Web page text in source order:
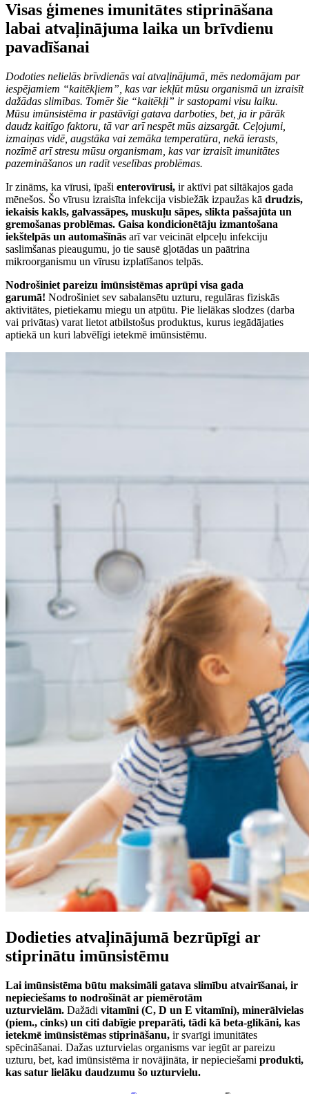
Visas ģimenes imunitātes stiprināšana
labai atvaļinājuma laika un brīvdienu
pavadīšanai
Dodoties nelielās brīvdienās vai atvaļinājumā, mēs nedomājam par
iespējamiem “kaitēkļiem”, kas var iekļūt mūsu organismā un izraisīt
dažādas slimības. Tomēr šie “kaitēkļi” ir sastopami visu laiku.
Mūsu imūnsistēma ir pastāvīgi gatava darboties, bet, ja ir pārāk
daudz kaitīgo faktoru, tā var arī nespēt mūs aizsargāt. Ceļojumi,
izmaiņas vidē, augstāka vai zemāka temperatūra, nekā ierasts,
nozīmē arī stresu mūsu organismam, kas var izraisīt imunitātes
pazemināšanos un radīt veselības problēmas.
Ir zināms, ka vīrusi, īpaši enterovīrusi, ir aktīvi pat siltākajos gada
mēnešos. Šo vīrusu izraisīta infekcija visbiežāk izpaužas kā drudzis,
iekaisis kakls, galvassāpes, muskuļu sāpes, slikta pašsajūta un
gremošanas problēmas. Gaisa kondicionētāju izmantošana
iekštelpās un automašīnās arī var veicināt elpceļu infekciju
saslimšanas pieaugumu, jo tie sausē gļotādas un paātrina
mikroorganismu un vīrusu izplatīšanos telpās.
Nodrošiniet pareizu imūnsistēmas aprūpi visa gada
garumā! Nodrošiniet sev sabalansētu uzturu, regulāras fiziskās
aktivitātes, pietiekamu miegu un atpūtu. Pie lielākas slodzes (darba
vai privātas) varat lietot atbilstošus produktus, kurus iegādājaties
aptiekā un kuri labvēlīgi ietekmē imūnsistēmu.
Dodieties atvaļinājumā bezrūpīgi ar
stiprinātu imūnsistēmu
Lai imūnsistēma būtu maksimāli gatava slimību atvairīšanai, ir
nepieciešams to nodrošināt ar piemērotām
uzturvielām. Dažādi vitamīni (C, D un E vitamīni), minerālvielas
(piem., cinks) un citi dabīgie preparāti, tādi kā beta-glikāni, kas
ietekmē imūnsistēmas stiprināšanu, ir svarīgi imunitātes
spēcināšanai. Dažas uzturvielas organisms var iegūt ar pareizu
uzturu, bet, kad imūnsistēma ir novājināta, ir nepieciešami produkti,
kas satur lielāku daudzumu šo uzturvielu.